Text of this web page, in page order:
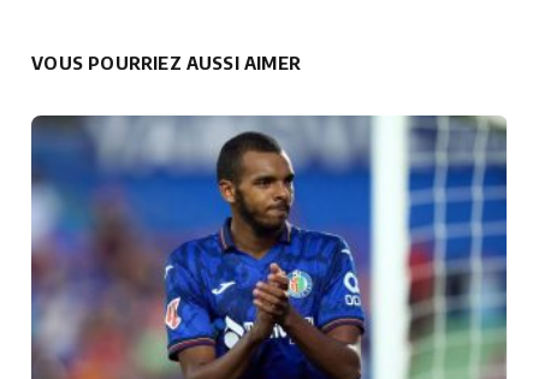
VOUS POURRIEZ AUSSI AIMER